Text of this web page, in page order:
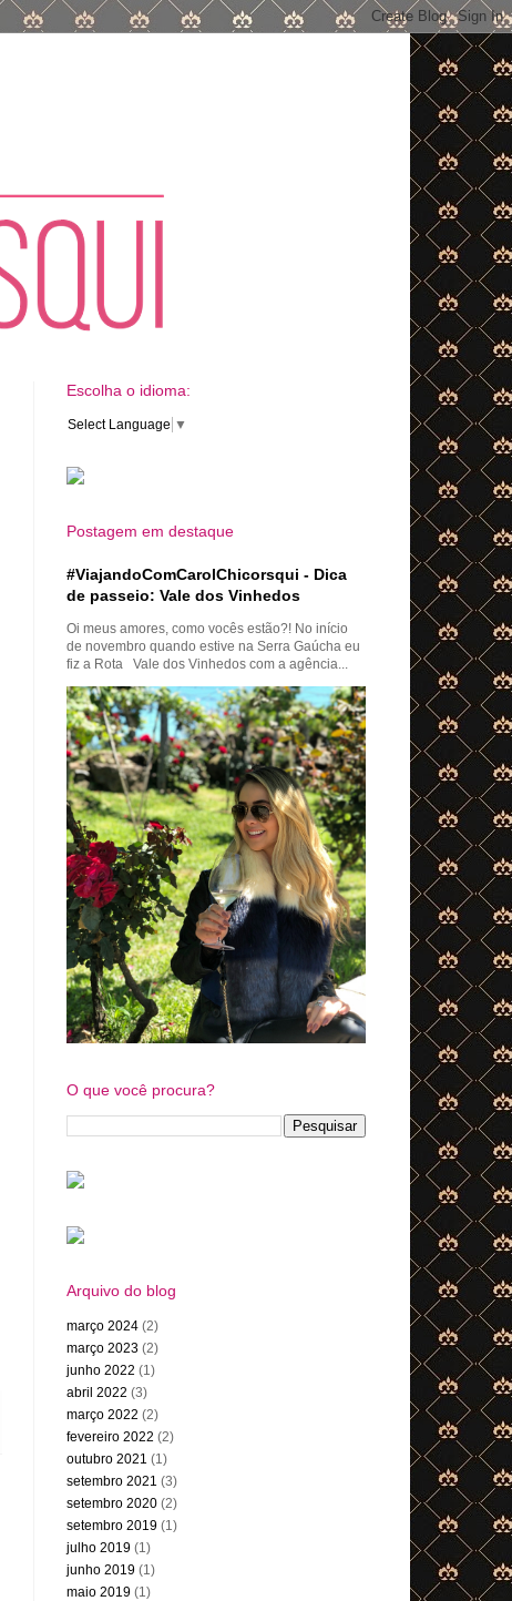
Escolha o idioma:
Select Language ▼
Postagem em destaque
#ViajandoComCarolChicorsqui - Dica
de passeio: Vale dos Vinhedos
Oi meus amores, como vocês estão?! No início
de novembro quando estive na Serra Gaúcha eu
fiz a Rota Vale dos Vinhedos com a agência...
O que você procura?
Arquivo do blog
março 2024 (2)
março 2023 (2)
junho 2022 (1)
abril 2022 (3)
março 2022 (2)
fevereiro 2022 (2)
outubro 2021 (1)
setembro 2021 (3)
setembro 2020 (2)
setembro 2019 (1)
julho 2019 (1)
junho 2019 (1)
maio 2019 (1)